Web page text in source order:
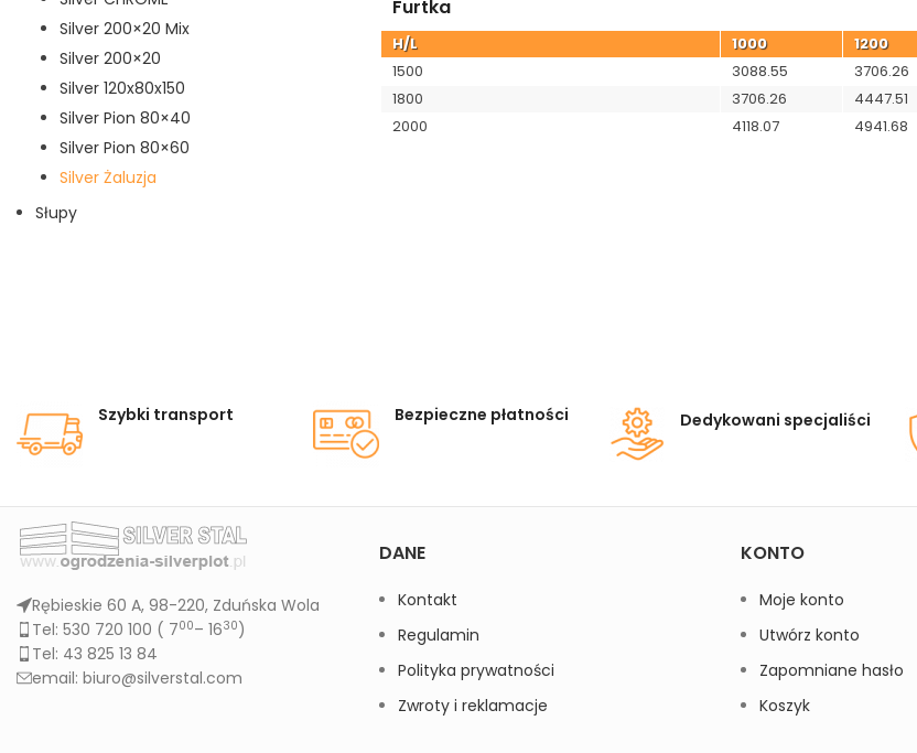
Furtka
H/L 1000 1200
1500
3088.55 3706.26
1800
3706.26 4447.51
2000
4118.07 4941.68
Silver 200×20 Mix
Silver 200×20
Silver 120x80x150
Silver Pion 80×40
Silver Pion 80×60
Silver Żaluzja
Słupy
Szybki transport Bezpieczne płatności Dedykowani specjaliści
Rębieskie 60 A, 98-220, Zduńska Wola
Tel: 530 720 100 ( 700– 1630)
Tel: 43 825 13 84
email: biuro@silverstal.com
DANE
Kontakt
Regulamin
Polityka prywatności
Zwroty i reklamacje
KONTO
Moje konto
Utwórz konto
Zapomniane hasło
Koszyk